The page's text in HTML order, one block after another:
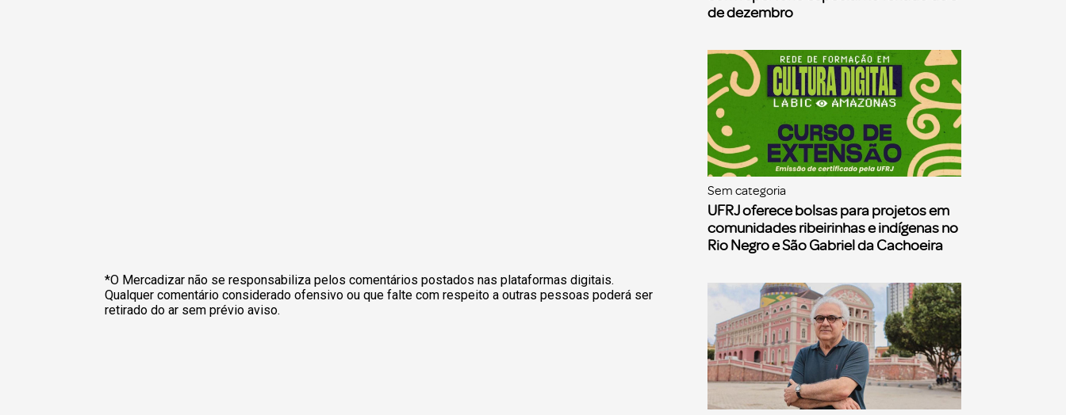
*O Mercadizar não se responsabiliza pelos comentários postados nas plataformas digitais.
Qualquer comentário considerado ofensivo ou que falte com respeito a outras pessoas poderá ser
retirado do ar sem prévio aviso.
de dezembro
Sem categoria
UFRJ oferece bolsas para projetos em
comunidades ribeirinhas e indígenas no
Rio Negro e São Gabriel da Cachoeira